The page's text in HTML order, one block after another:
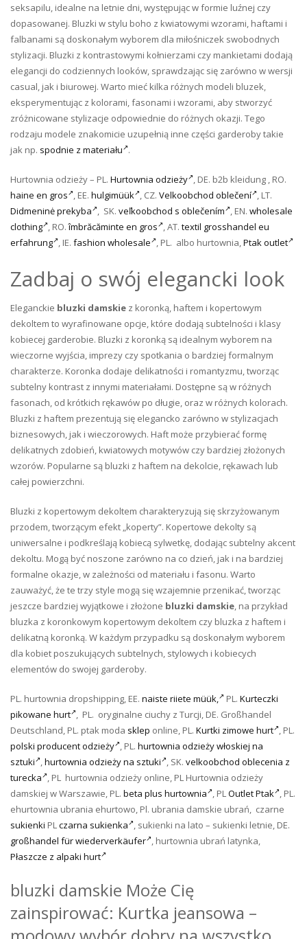
seksapilu, idealne na letnie dni, występując w formie luźnej czy
dopasowanej. Bluzki w stylu boho z kwiatowymi wzorami, haftami i
falbanami są doskonałym wyborem dla miłośniczek swobodnych
stylizacji. Bluzki z kontrastowymi kołnierzami czy mankietami dodają
elegancji do codziennych looków, sprawdzając się zarówno w wersji
casual, jak i biurowej. Warto mieć kilka różnych modeli bluzek,
eksperymentując z kolorami, fasonami i wzorami, aby stworzyć
zróżnicowane stylizacje odpowiednie do różnych okazji. Tego
rodzaju modele znakomicie uzupełnią inne części garderoby takie
jak np. spodnie z materiału .
Hurtownia odzieży – PL. Hurtownia odzieży
, DE. b2b kleidung , RO.
haine en gros
, EE. hulgimüük , CZ. Velkoobchod oblečení
, LT.
Didmeninė prekyba
, SK. veľkoobchod s oblečením , EN. wholesale
clothing
, RO.îmbrăcăminte en gros , AT. textil grosshandel eu
erfahrung
, IE. fashion wholesale , PL. albo hurtownia, Ptak outlet
Zadbaj o swój elegancki look
Eleganckie bluzki damskie z koronką, haftem i kopertowym
dekoltem to wyrafinowane opcje, które dodają subtelności i klasy
kobiecej garderobie. Bluzki z koronką są idealnym wyborem na
wieczorne wyjścia, imprezy czy spotkania o bardziej formalnym
charakterze. Koronka dodaje delikatności i romantyzmu, tworząc
subtelny kontrast z innymi materiałami. Dostępne są w różnych
fasonach, od krótkich rękawów po długie, oraz w różnych kolorach.
Bluzki z haftem prezentują się elegancko zarówno w stylizacjach
biznesowych, jak i wieczorowych. Haft może przybierać formę
delikatnych zdobień, kwiatowych motywów czy bardziej złożonych
wzorów. Popularne są bluzki z haftem na dekolcie, rękawach lub
całej powierzchni.
Bluzki z kopertowym dekoltem charakteryzują się skrzyżowanym
przodem, tworzącym efekt „koperty”. Kopertowe dekolty są
uniwersalne i podkreślają kobiecą sylwetkę, dodając subtelny akcent
dekoltu. Mogą być noszone zarówno na co dzień, jak i na bardziej
formalne okazje, w zależności od materiału i fasonu. Warto
zauważyć, że te trzy style mogą się wzajemnie przenikać, tworząc
jeszcze bardziej wyjątkowe i złożone bluzki damskie , na przykład
bluzka z koronkowym kopertowym dekoltem czy bluzka z haftem i
delikatną koronką. W każdym przypadku są doskonałym wyborem
dla kobiet poszukujących subtelnych, stylowych i kobiecych
elementów do swojej garderoby.
PL. hurtownia dropshipping, EE. naiste riiete müük, PL. Kurteczki
pikowane hurt
, PL. oryginalne ciuchy z Turcji, DE. Großhandel
Deutschland, PL. ptak moda sklep online, PL. Kurtki zimowe hurt
, PL.
polski producent odzieży
, PL. hurtownia odzieży włoskiej na
sztuki
hurtownia odzieży na sztuki , SK. velkoobchod oblecenia z
turecka
, PL hurtownia odzieży online, PL Hurtownia odzieży
damskiej w Warszawie, PL. beta plus hurtownia , PL Outlet Ptak
, PL.
ehurtownia ubrania ehurtowo, Pl. ubrania damskie ubrań,
czarne
sukienki PL czarna sukienka sukienki na lato – sukienki letnie, DE.
großhandel für wiederverkäufer
, hurtownia ubrań latynka,
Płaszcze z alpaki hurt
bluzki damskie Może Cię
zainspirować: Kurtka jeansowa –